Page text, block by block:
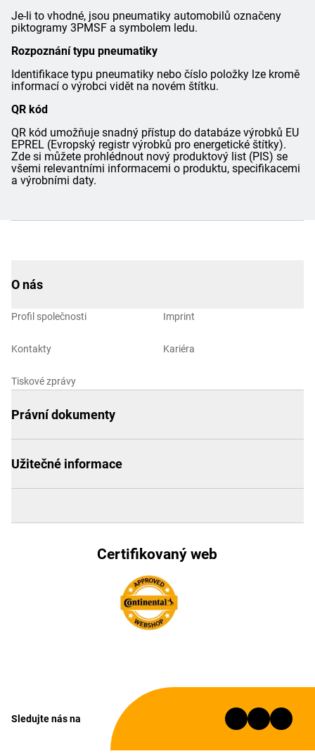
Je-li to vhodné, jsou pneumatiky automobilů označeny
piktogramy 3PMSF a symbolem ledu.
Rozpoznání typu pneumatiky
Identifikace typu pneumatiky nebo číslo položky lze kromě
informací o výrobci vidět na novém štítku.
QR kód
QR kód umožňuje snadný přístup do databáze výrobků EU
EPREL (Evropský registr výrobků pro energetické štítky).
Zde si můžete prohlédnout nový produktový list (PIS) se
všemi relevantními informacemi o produktu, specifikacemi
a výrobními daty.
O nás
Profil společnosti
Kontakty
Tiskové zprávy
Imprint
Kariéra
Právní dokumenty
Užitečné informace
Certifikovaný web
Sledujte nás na